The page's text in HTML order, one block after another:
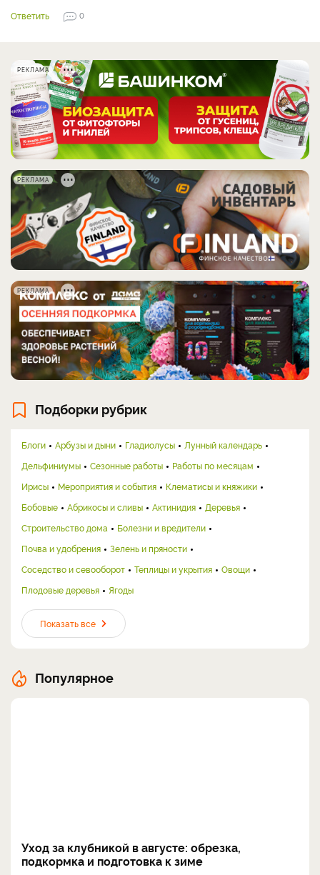
Ответить
0
РЕКЛАМА
РЕКЛАМА
РЕКЛАМА
Подборки рубрик
Блоги Арбузы и дыни Гладиолусы
Лунный календарь
Дельфиниумы
Сезонные работы
Работы по месяцам
Ирисы
Мероприятия и события
Клематисы и княжики
Бобовые
Абрикосы и сливы Актинидия
Деревья
Строительство дома
Болезни и вредители
Почва и удобрения
Зелень и пряности
Соседство и севооборот
Теплицы и укрытия
Овощи
Плодовые деревья
Ягоды
Показать все
Популярное
Уход за клубникой в августе: обрезка,
подкормка и подготовка к зиме